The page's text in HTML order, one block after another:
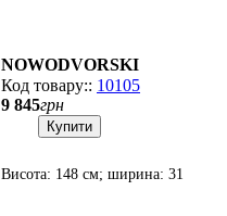
NOWODVORSKI
10105
9 845грн
Купити
Висота: 148 см; ширина: 31